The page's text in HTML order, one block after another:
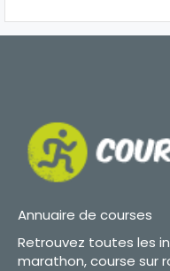
Annuaire de courses
Retrouvez toutes les
marathon, course sur